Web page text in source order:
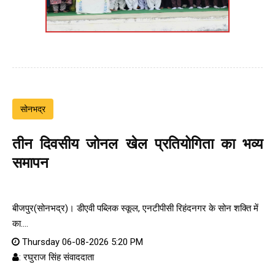
सोनभद्र
तीन दिवसीय जोनल खेल प्रतियोगिता का भव्य
समापन
बीजपुर(सोनभद्र)। डीएवी पब्लिक स्कूल, एनटीपीसी रिहंदनगर के सोन शक्ति में
का....
Thursday 06-08-2026 5:20 PM
: रघुराज सिंह संवाददाता